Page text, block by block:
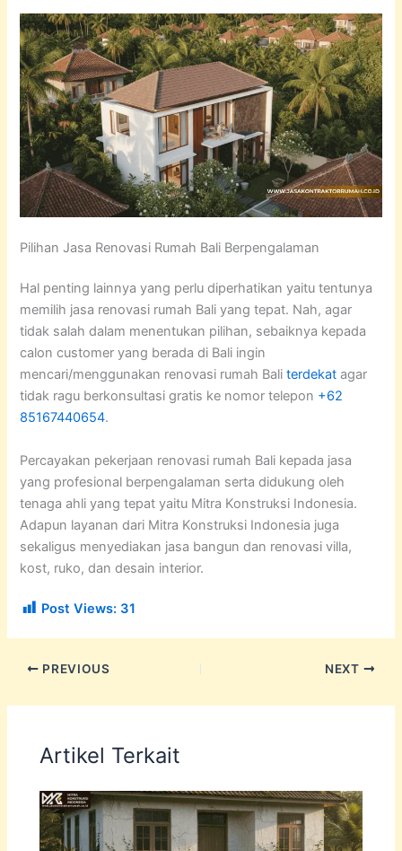
Pilihan Jasa Renovasi Rumah Bali Berpengalaman
Hal penting lainnya yang perlu diperhatikan yaitu tentunya
memilih jasa renovasi rumah Bali yang tepat. Nah, agar
tidak salah dalam menentukan pilihan, sebaiknya kepada
calon customer yang berada di Bali ingin
mencari/menggunakan renovasi rumah Baliterdekat agar
tidak ragu berkonsultasi gratis ke nomor telepon +62
85167440654.
Percayakan pekerjaan renovasi rumah Bali kepada jasa
yang profesional berpengalaman serta didukung oleh
tenaga ahli yang tepat yaitu Mitra Konstruksi Indonesia.
Adapun layanan dari Mitra Konstruksi Indonesia juga
sekaligus menyediakan jasa bangun dan renovasi villa,
kost, ruko, dan desain interior.
Post Views: 31
PREVIOUS NEXT
Artikel Terkait